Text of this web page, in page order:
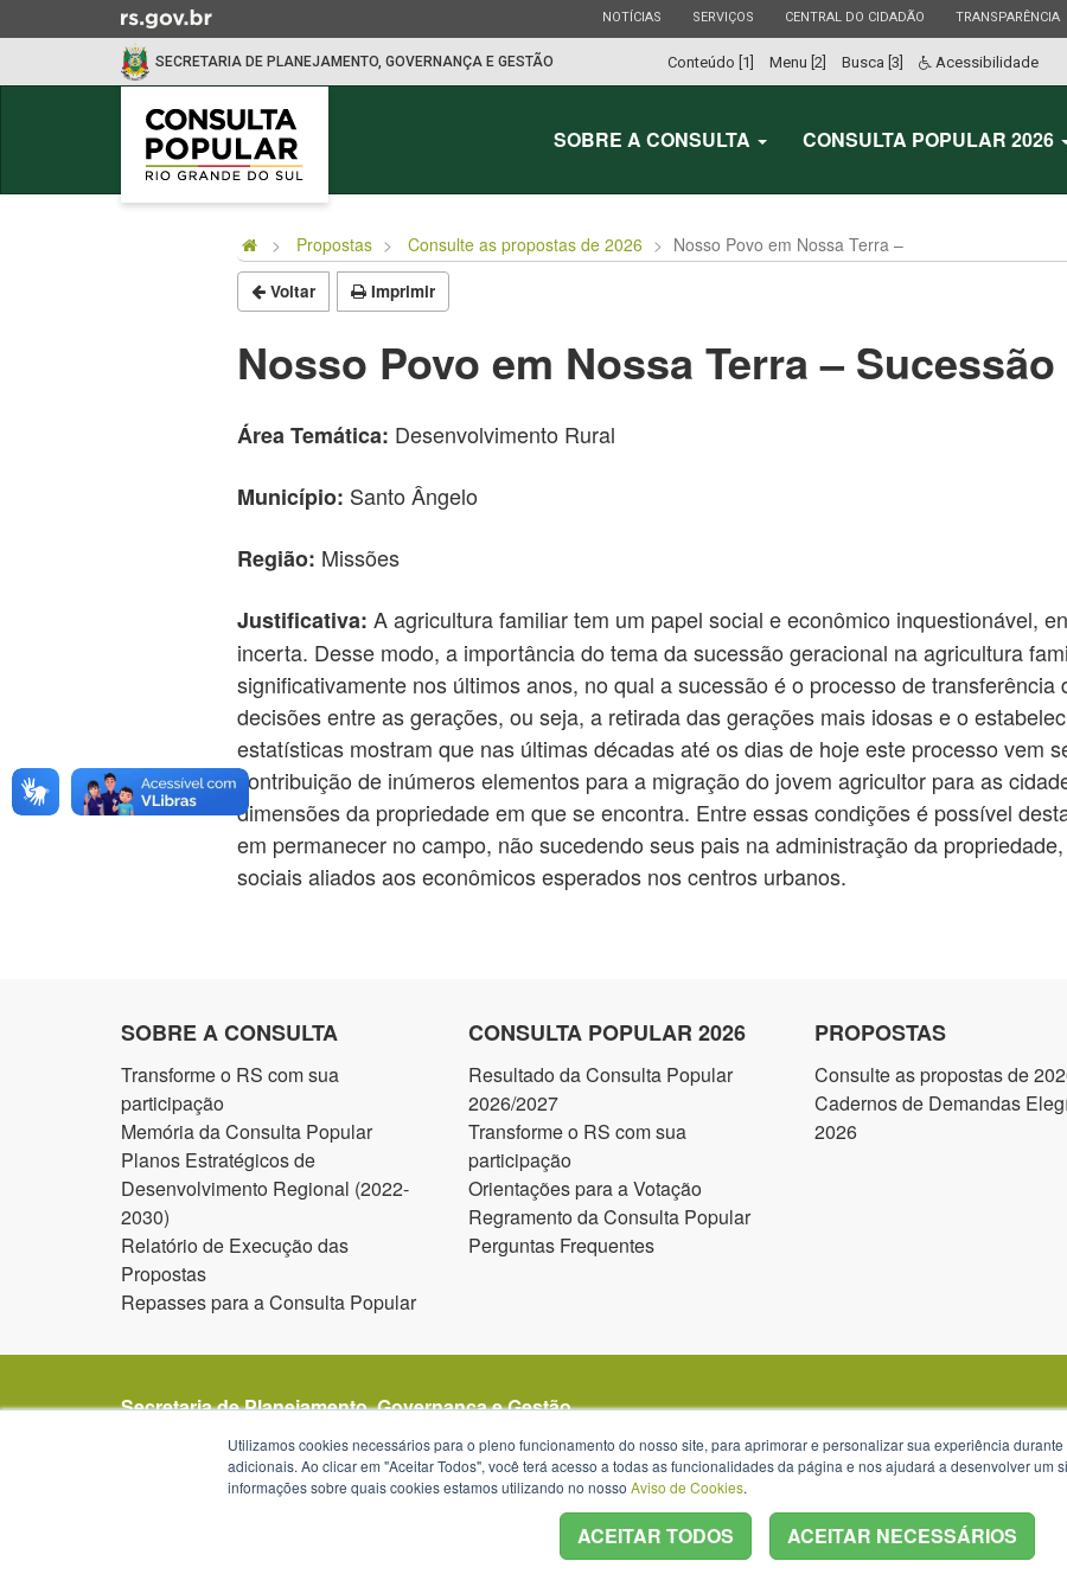
para
ESTADO
NOTÍCIAS ESTADO
SERVIÇOS ESTADO
CENTRAL DO CIDADÃO ESTADO
TRANSPARÊNCIA
SECRETARIA DE PLANEJAMENTO, GOVERNANÇA E GESTÃO Conteúdo [1] Menu [2] Busca [3] Acessibilidade
SOBRE A CONSULTA CONSULTA POPULAR 2026
Propostas Consulte as propostas de 2026 Nosso Povo em Nossa Terra –
Voltar Imprimir
Nosso Povo em Nossa Terra –
Área Temática: Desenvolvimento Rural
Município: Santo Ângelo
Região: Missões
Justificativa: A agricultura familiar tem um papel social e econômico inquestionável,
incerta. Desse modo, a importância do tema da sucessão geracional na agricultura
significativamente nos últimos anos, no qual a sucessão é o processo de transferência
decisões entre as gerações, ou seja, a retirada das gerações mais idosas e o
estatísticas mostram que nas últimas décadas até os dias de hoje este processo vem
contribuição de inúmeros elementos para a migração do jovem agricultor para as
dimensões da propriedade em que se encontra. Entre essas condições é possível
em permanecer no campo, não sucedendo seus pais na administração da
sociais aliados aos econômicos esperados nos centros urbanos.
SOBRE A CONSULTA
Transforme o RS com sua
participação
Memória da Consulta Popular
Planos Estratégicos de
Desenvolvimento Regional (2022-
2030)
Relatório de Execução das
Propostas
Repasses para a Consulta Popular
CONSULTA POPULAR 2026
Resultado da Consulta Popular
2026/2027
Transforme o RS com sua
participação
Orientações para a Votação
Regramento da Consulta Popular
Perguntas Frequentes
PROPOSTAS
Consulte as propostas de
Cadernos de Demandas
2026
Secretaria de Planejamento, Governança e Gestão
Avenida Borges de Medeiros 1501
1º, 2º, 19º, 20º e 21º andar
Porto Alegre - RS -
mapa
Utilizamos cookies necessários para o pleno funcionamento do nosso site, para aprimorar e personalizar sua experiência
adicionais. Ao clicar em "Aceitar Todos", você terá acesso a todas as funcionalidades da página e nos ajudará a desenvolver um
informações sobre quais cookies estamos utilizando no nosso Aviso de Cookies.
ACEITAR TODOS ACEITAR NECESSÁRIOS